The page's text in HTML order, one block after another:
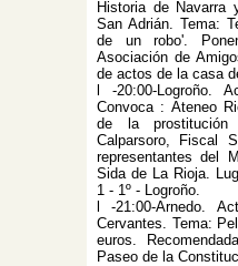
Historia de Navarra
San Adrián. Tema:
de un robo'.
Asociación de
de actos de la casa
l -20:00-Logroño.
Convoca : Ateneo
de la
Calparsoro, Fiscal
representantes del
Sida de La Rioja.
1 - 1º - Logroño.
l -21:00-Arnedo.
Cervantes. Tema:
euros.
Paseo de la